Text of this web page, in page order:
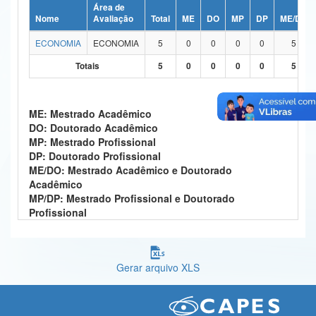
Ministério da Ciência, Tecnologia, Inovações e Comunicações
Ministério do Meio Ambiente
Controladoria-Geral da União
Ministério da Mulher, da Família e dos Direitos Humanos
Secretaria-Geral
Secretaria de Governo
Nome
Área de
Avaliação
Total ME DO MP DP
ME/DO
ECONOMIA
ECONOMIA 5 0 0 0 0
5
Totais
5 0 0 0 0 5
ME: Mestrado Acadêmico
DO: Doutorado Acadêmico
MP: Mestrado Profissional
DP: Doutorado Profissional
ME/DO: Mestrado Acadêmico e Doutorado
Acadêmico
MP/DP: Mestrado Profissional e Doutorado
Profissional
Gerar arquivo XLS